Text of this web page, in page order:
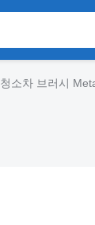
청소차 브러시